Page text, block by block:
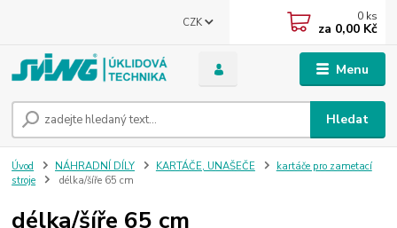
Menu
CZK
Hledat
0 ks
za 0,00 Kč
Úvod NÁHRADNÍ DÍLY KARTÁČE, UNAŠEČE
kartáče pro zametací
stroje
délka/šíře 65 cm
délka/šíře 65 cm